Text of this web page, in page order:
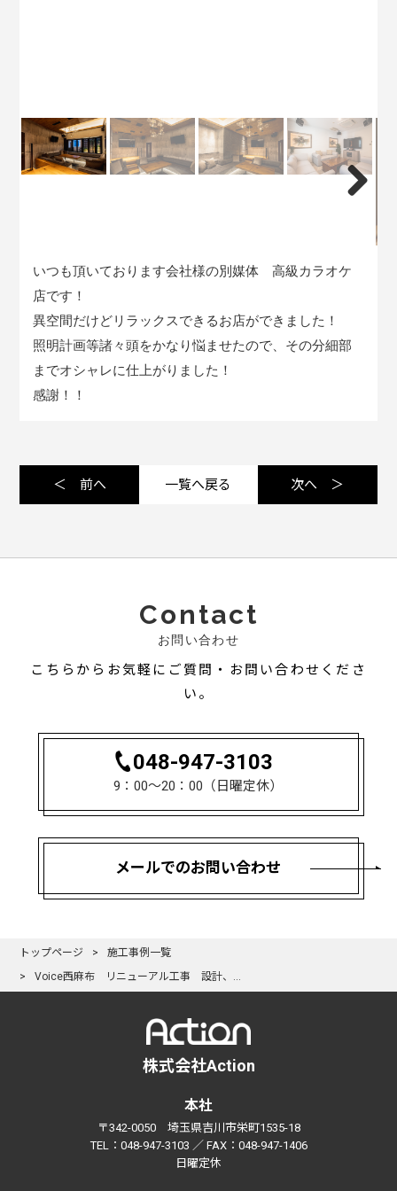
いつも頂いております会社様の別媒体 高級カラオケ
店です！
異空間だけどリラックスできるお店ができました！
照明計画等諸々頭をかなり悩ませたので、その分細部
までオシャレに仕上がりました！
感謝！！
＜ 前へ 一覧へ戻る 次へ ＞
Contact
お問い合わせ
こちらからお気軽にご質問・お問い合わせくださ
い。
048-947-3103
9：00〜20：00（日曜定休）
メールでのお問い合わせ
トップページ
施工事例一覧
Voice西麻布 リニューアル工事 設計、施工 一式請負
株式会社Action
本社
〒342-0050 埼玉県吉川市栄町1535-18
TEL：048-947-3103 ／ FAX：048-947-1406
日曜定休